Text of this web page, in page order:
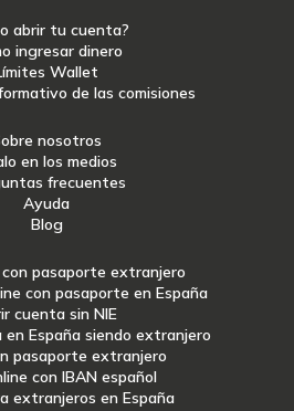
abrir tu cuenta?
ingresar dinero
Wallet
de las comisiones
nosotros
en los medios
frecuentes
Ayuda
Blog
pasaporte extranjero
con pasaporte en España
cuenta sin NIE
España siendo extranjero
pasaporte extranjero
con IBAN español
extranjeros en España